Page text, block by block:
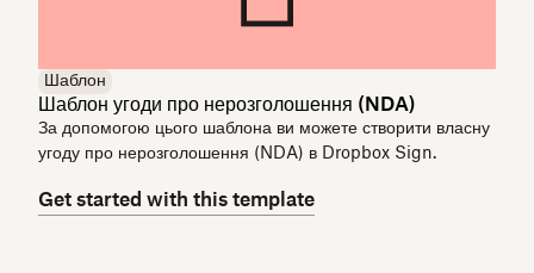
Шаблон
Шаблон угоди про нерозголошення (NDA)
За допомогою цього шаблона ви можете створити власну
угоду про нерозголошення (NDA) в Dropbox Sign.
Get started with this template